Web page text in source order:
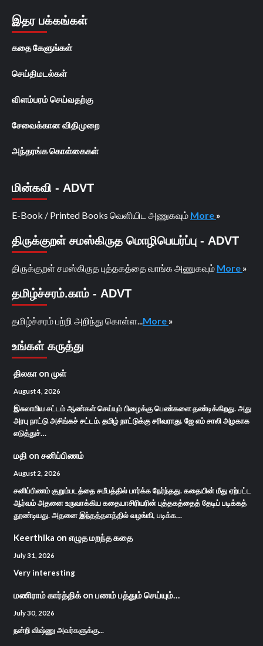
இதர பக்கங்கள்
கதை கேளுங்கள்
செய்திமடல்கள்
விளம்பரம் செய்வதற்கு
சேவைக்கான விதிமுறை
அந்தரங்க கொள்கைகள்
மின்கவி - ADVT
E-Book / Printed Books வெளியிட அணுகவும் More »
திருக்குறள் சமஸ்கிருத மொழிபெயர்ப்பு - ADVT
திருக்குறள் சமஸ்கிருத புத்தகத்தை வாங்க அணுகவும் More »
தமிழ்ச்சரம்.காம் - ADVT
தமிழ்ச்சரம் பற்றி அறிந்து கொள்ள... More »
உங்கள் கருத்து
திலகா on முள்
August 4, 2026
இசுலாமிய சட்டம் ஆண்கள் செய்யும் பிழைக்கு பெண்களை தண்டிக்கிறது. அது
அரபு நாட்டு அசிங்கச் சட்டம். தமிழ் நாட்டுக்கு சரிவராது. ஜே எம் சாலி அழகாக
எடுத்துச்…
மதி on சனிப்பிணம்
August 2, 2026
சனிப்பிணம் குறும்படத்தை சமீபத்தில் பார்க்க நேர்ந்தது. கதையின் மீது ஏற்பட்ட
ஆர்வம் அதனை உருவாக்கிய கதையாசிரியரின் புத்தகத்தைத் தேடிப் படிக்கத்
தூண்டியது. அதனை இந்தத்தளத்தில் வழங்கி, படிக்க…
Keerthika on எழுத மறந்த கதை
July 31, 2026
Very interesting
மணிராம் கார்த்திக்on பணம் பத்தும் செய்யும்…
July 30, 2026
நன்றி விஷ்ணு அவர்களுக்கு...